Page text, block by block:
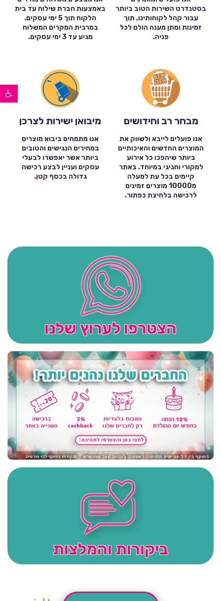
פתח סרגל נגישות
בסטנדרט השירות הטוב ביותר
עבור קהל לקוחותינו, תוך
זמינות ומתן מענה הולם לכל
פניה.
באמצעות חברת שילוח עד בית
הלקוח תוך 5 ימי עסקים.
במרבית המקרים המשלוח
מגיע עד 3 ימי עסקים.
מבחר רב וחידושים
אנו פועלים לייבא ולשווק את
המוצרים החדשים והאיכותיים
ביותר שיהפכו כל אירוע
למקורי וחגיגי במיוחד. באתר
קיימים בכל עת למעלה
מ10000 מוצרים זמינים
לרכישה בלחיצת כפתור.
מיבואן ישירות לצרכן
אנו מתמחים ביבוא מוצרים
במחירים הנגישים והטובים
ביותר אשר יאפשרו לבעלי
עסקים ועניין לבצע רכישה
גדולה בכסף קטן.
הצטרפו לערוץ שלנו
ביקורות והמלצות